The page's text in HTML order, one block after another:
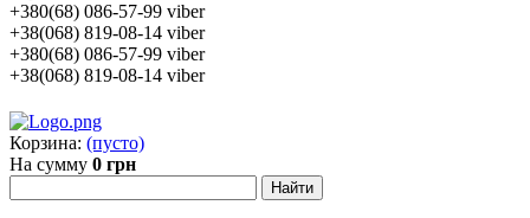
+380(68) 086-57-99 viber
+38(068) 819-08-14 viber
+380(68) 086-57-99 viber
+38(068) 819-08-14 viber
Корзина: (пусто)
На сумму 0 грн